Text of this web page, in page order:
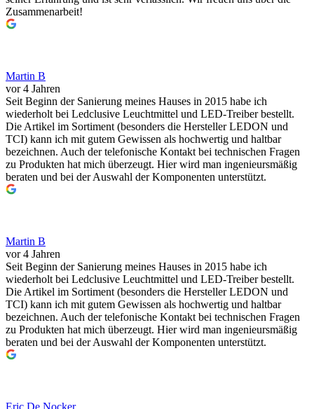
Zusammenarbeit!
Martin B
vor 4 Jahren
Seit Beginn der Sanierung meines Hauses in 2015 habe ich
wiederholt bei Ledclusive Leuchtmittel und LED-Treiber bestellt.
Die Artikel im Sortiment (besonders die Hersteller LEDON und
TCI) kann ich mit gutem Gewissen als hochwertig und haltbar
bezeichnen. Auch der telefonische Kontakt bei technischen Fragen
zu Produkten hat mich überzeugt. Hier wird man ingenieursmäßig
beraten und bei der Auswahl der Komponenten unterstützt.
Martin B
vor 4 Jahren
Seit Beginn der Sanierung meines Hauses in 2015 habe ich
wiederholt bei Ledclusive Leuchtmittel und LED-Treiber bestellt.
Die Artikel im Sortiment (besonders die Hersteller LEDON und
TCI) kann ich mit gutem Gewissen als hochwertig und haltbar
bezeichnen. Auch der telefonische Kontakt bei technischen Fragen
zu Produkten hat mich überzeugt. Hier wird man ingenieursmäßig
beraten und bei der Auswahl der Komponenten unterstützt.
Eric De Nocker